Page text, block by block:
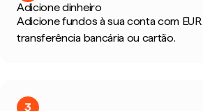
Adicione dinheiro
Adicione fundos à sua conta com
transferência bancária ou cartão.
3